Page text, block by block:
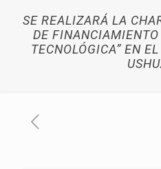
SE REALIZARÁ LA
DE
TECNOLÓGICA” EN